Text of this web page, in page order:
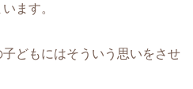
ます。
どもにはそういう思いをさせ